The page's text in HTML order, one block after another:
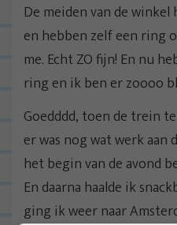
De meiden van de
en hebben zelf een ring
me. Echt ZO fijn! En nu
ring en ik ben er zoooo
Goedddd, toen de trein
er was nog wat werk
het begin van de avond
En daarna haalde ik
ging ik weer naar